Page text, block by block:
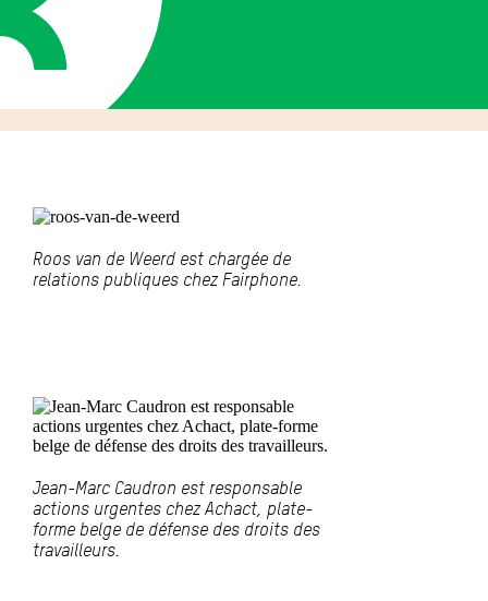
Roos van de Weerd est chargée de
relations publiques chez Fairphone.
Jean-Marc Caudron est responsable
actions urgentes chez Achact, plate-
forme belge de défense des droits des
travailleurs.